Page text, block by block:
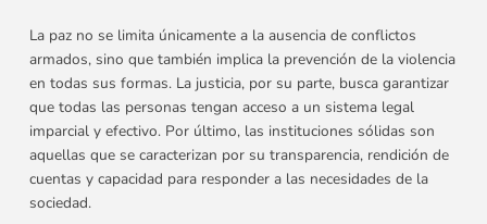
La paz no se limita únicamente a la ausencia de conflictos
armados, sino que también implica la prevención de la violencia
en todas sus formas. La justicia, por su parte, busca garantizar
que todas las personas tengan acceso a un sistema legal
imparcial y efectivo. Por último, las instituciones sólidas son
aquellas que se caracterizan por su transparencia, rendición de
cuentas y capacidad para responder a las necesidades de la
sociedad.